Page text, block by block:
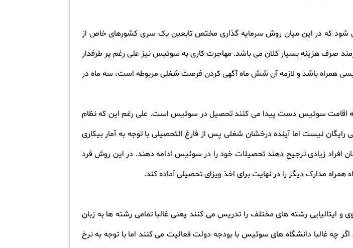
شود که در این میان روش سرمایه گذاری مختص تابعین یک سری کشورهای خاص از
صرف هزینه بسیار کلان می باشد. مهاجرت کاری به سوئیس نیز علی رغم پر طرفدار
همراه باشد و لازمه آن شش ماه آگهی کردن فرصت شغلی مربوطه است، سه ماه در
به اقامت سوئیس دست پیدا می کنند تحصیل در سوئیس است. علی رغم این که نظام
نیست اما آینده درخشان شغلی پس از فارغ التحصیلی با توجه به آمار بیکاری
شده همچنان افراد زیادی ترجیح دهند تحصیلات خود را در سوئیس ادامه دهند. در این روش فرد
مدارک دیگر را در نهایت برای اخذ ویزای تحصیلی آماده کند.
ایتالیایی رشته های مختلف را تدریس می کنند یعنی غالبا تمامی رشته ها به زبان
غالبا دانشگاه های سوئیس با بودجه دولت فعالیت می کنند اما با توجه به نرخ